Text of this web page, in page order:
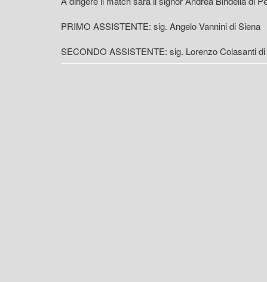
PRIMO ASSISTENTE: sig. Angelo Vannini di Siena
SECONDO ASSISTENTE: sig. Lorenzo Colasanti